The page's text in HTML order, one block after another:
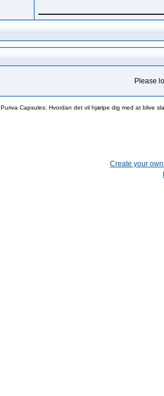
Please
Puriva Capsules: Hvordan det vil hjælpe dig med at blive
Create your